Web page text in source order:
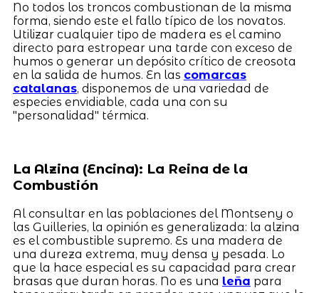
No todos los troncos combustionan de la misma
forma, siendo este el fallo típico de los novatos.
Utilizar cualquier tipo de madera es el camino
directo para estropear una tarde con exceso de
humos o generar un depósito crítico de creosota
en la salida de humos. En las comarcas
catalanas, disponemos de una variedad de
especies envidiable, cada una con su
"personalidad" térmica.
La Alzina (Encina): La Reina de la
Combustión
Al consultar en las poblaciones del Montseny o
las Guilleries, la opinión es generalizada: la alzina
es el combustible supremo. Es una madera de
una dureza extrema, muy densa y pesada. Lo
que la hace especial es su capacidad para crear
brasas que duran horas. No es una leña para